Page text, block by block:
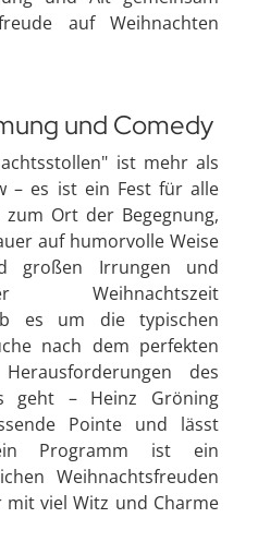
auf Weihnachten
und Comedy
ist mehr als
– es ist ein Fest für alle
Ort der Begegnung,
auf humorvolle Weise
großen Irrungen und
Weihnachtszeit
es um die typischen
nach dem perfekten
des
geht – Heinz Gröning
Pointe und lässt
Programm ist ein
Weihnachtsfreuden
viel Witz und Charme